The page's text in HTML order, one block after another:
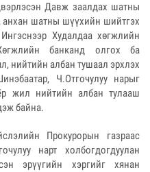
Давж заалдах шатны
шатны шүүхийн шийтгэх
Худалдаа хөгжлийн
банканд олгох ба
нийтийн албан тушаал эрхлэх
Ч.Отгочулуу нарыг
жил нийтийн албан тулааш
байна.
Прокурорын газраас
нарт холбогдогдуулан
эрүүгийн хэргийг хянан